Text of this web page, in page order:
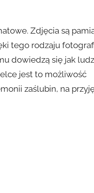
Zdjęcia są
tego rodzaju
dowiedzą się jak
jest to możliwość
zaślubin, na